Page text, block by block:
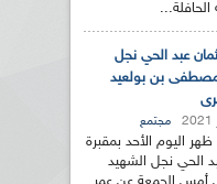
عبد الحي نجل
بن بولعيد
مجتمع
اليوم الأحد بمقبرة
الحي نجل الشهيد